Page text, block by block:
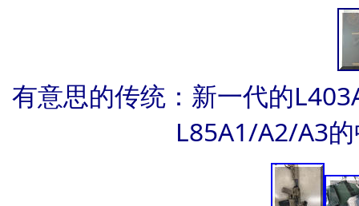
有意思的传统：新一代的
L85A1/A2/A3